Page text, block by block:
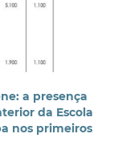
a presença
da Escola
nos primeiros